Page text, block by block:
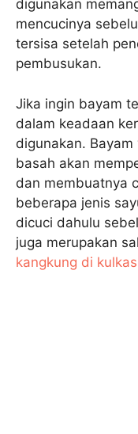
digunakan
mencucinya
tersisa setelah
pembusukan.
Jika ingin bayam
dalam keadaan
digunakan.
basah akan
dan membuatnya
beberapa jenis
dicuci dahulu
juga merupakan
kangkung di kulkas